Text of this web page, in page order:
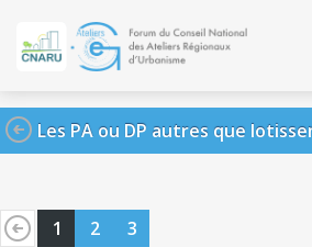
Les PA ou DP autres que
1 2 3